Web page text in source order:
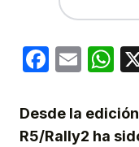
Desde la
R5/Rally2 ha